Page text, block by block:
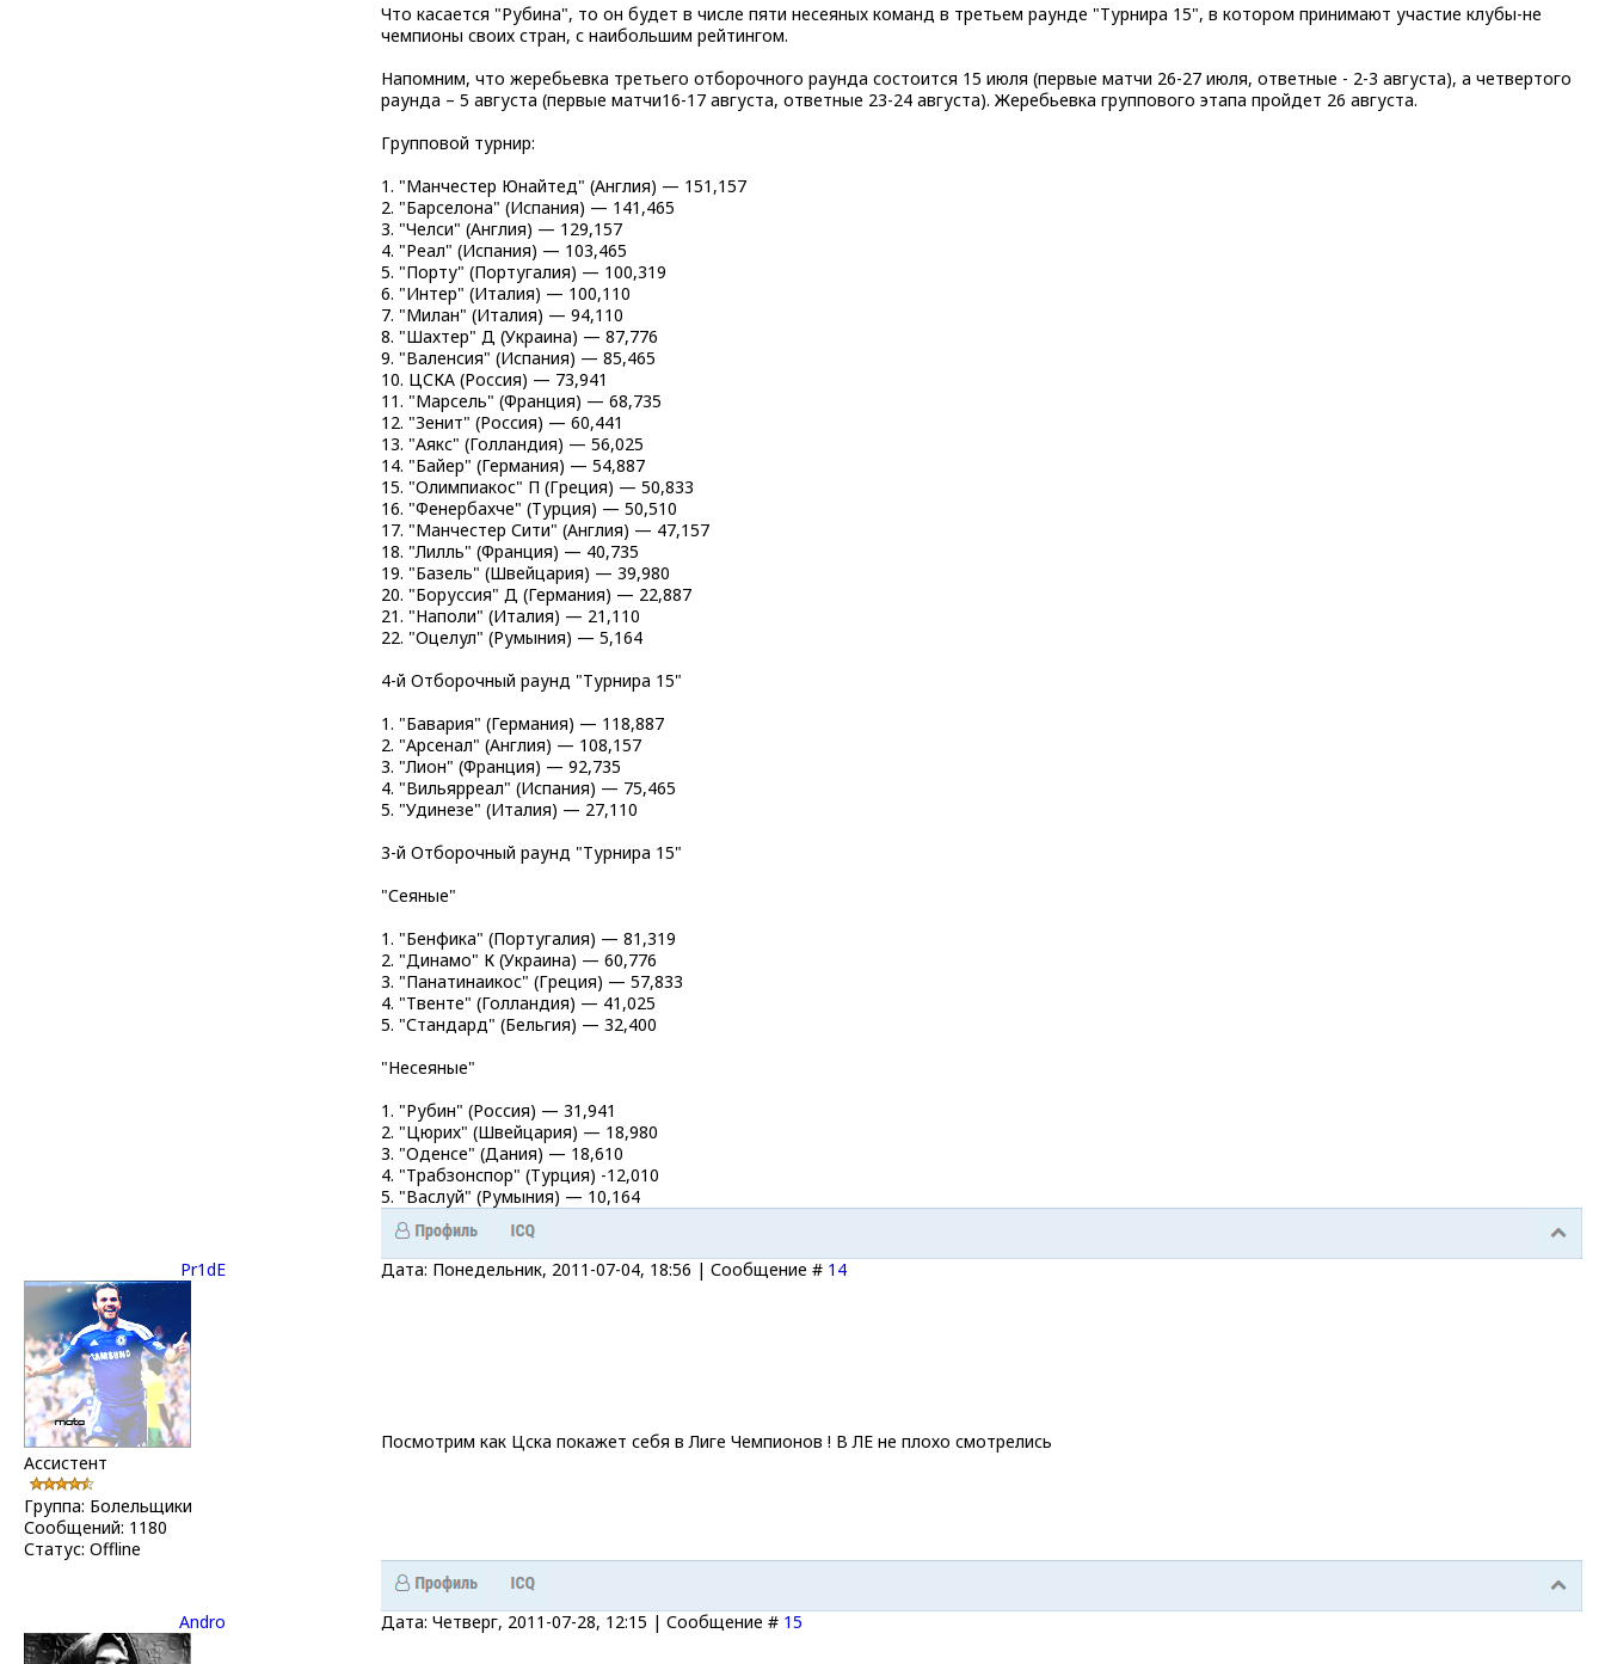
Что касается "Рубина", то он будет в числе пяти несеяных команд в третьем раунде "Турнира 15", в котором принимают участие клубы-не
чемпионы своих стран, с наибольшим рейтингом.
Напомним, что жеребьевка третьего отборочного раунда состоится 15 июля (первые матчи 26-27 июля, ответные - 2-3 августа), а четвертого
раунда – 5 августа (первые матчи16-17 августа, ответные 23-24 августа). Жеребьевка группового этапа пройдет 26 августа.
Групповой турнир:
1. "Манчестер Юнайтед" (Англия) — 151,157
2. "Барселона" (Испания) — 141,465
3. "Челси" (Англия) — 129,157
4. "Реал" (Испания) — 103,465
5. "Порту" (Португалия) — 100,319
6. "Интер" (Италия) — 100,110
7. "Милан" (Италия) — 94,110
8. "Шахтер" Д (Украина) — 87,776
9. "Валенсия" (Испания) — 85,465
10. ЦСКА (Россия) — 73,941
11. "Марсель" (Франция) — 68,735
12. "Зенит" (Россия) — 60,441
13. "Аякс" (Голландия) — 56,025
14. "Байер" (Германия) — 54,887
15. "Олимпиакос" П (Греция) — 50,833
16. "Фенербахче" (Турция) — 50,510
17. "Манчестер Сити" (Англия) — 47,157
18. "Лилль" (Франция) — 40,735
19. "Базель" (Швейцария) — 39,980
20. "Боруссия" Д (Германия) — 22,887
21. "Наполи" (Италия) — 21,110
22. "Оцелул" (Румыния) — 5,164
4-й Отборочный раунд "Турнира 15"
1. "Бавария" (Германия) — 118,887
2. "Арсенал" (Англия) — 108,157
3. "Лион" (Франция) — 92,735
4. "Вильярреал" (Испания) — 75,465
5. "Удинезе" (Италия) — 27,110
3-й Отборочный раунд "Турнира 15"
"Сеяные"
1. "Бенфика" (Португалия) — 81,319
2. "Динамо" К (Украина) — 60,776
3. "Панатинаикос" (Греция) — 57,833
4. "Твенте" (Голландия) — 41,025
5. "Стандард" (Бельгия) — 32,400
"Несеяные"
1. "Рубин" (Россия) — 31,941
2. "Цюрих" (Швейцария) — 18,980
3. "Оденсе" (Дания) — 18,610
4. "Трабзонспор" (Турция) -12,010
5. "Васлуй" (Румыния) — 10,164
Pr1dE Дата: Понедельник, 2011-07-04, 18:56 | Сообщение # 14
Ассистент
Группа: Болельщики
Сообщений: 1180
Статус: Offline
Посмотрим как Цска покажет себя в Лиге Чемпионов ! В ЛЕ не плохо смотрелись
Andro Дата: Четверг, 2011-07-28, 12:15 | Сообщение # 15